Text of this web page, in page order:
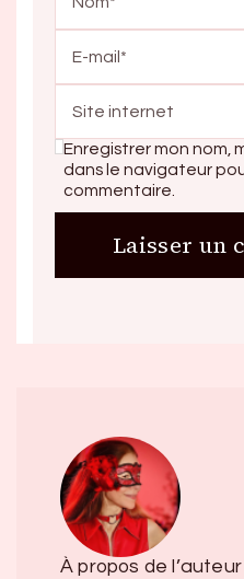
Enregistrer mon nom,
dans le navigateur
commentaire.
À propos de l’auteur